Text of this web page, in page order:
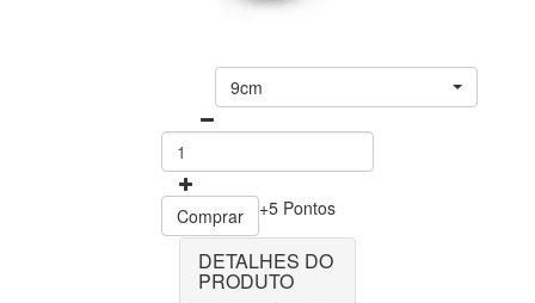
9cm
Comprar +5 Pontos
DETALHES DO
PRODUTO